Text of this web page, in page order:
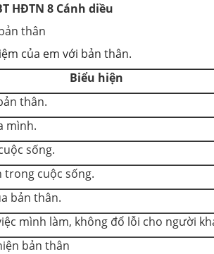
HĐTN 8 Cánh diều
thân
của em với bản thân.
Biểu hiện
thân.
mình.
sống.
trong cuộc sống.
bản thân.
mình làm, không đổ lỗi cho người
bản thân